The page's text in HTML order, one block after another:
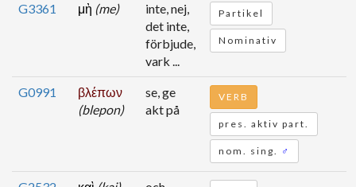
G3361 μὴ (me)
inte, nej,
det inte,
förbjude,
vark ...
Partikel
Nominativ
G0991
βλέπων
(blepon)
se, ge
akt på
VERB
pres. aktiv part.
nom. sing. ♂